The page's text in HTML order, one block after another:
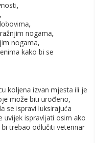
nogama,
nogama,
kako bi se
koljena izvan mjesta ili je
može biti urođeno,
se ispravi luksirajuća
uvijek ispravljati osim ako
trebao odlučiti veterinar